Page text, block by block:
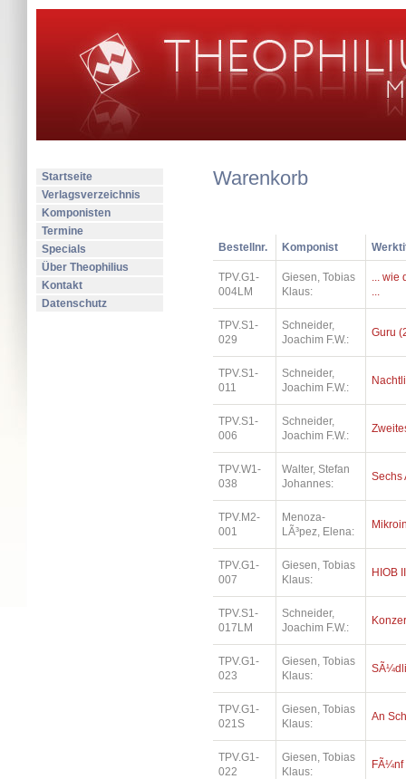
Startseite
Verlagsverzeichnis
Komponisten
Termine
Specials
Über Theophilius
Kontakt
Datenschutz
Warenkorb
Bestellnr. Komponist
TPV.G1-
004LM
Giesen, Tobias
Klaus:
... wie
...
TPV.S1-
029
Schneider,
Joachim F.W.:
Guru
TPV.S1-
011
Schneider,
Joachim F.W.:
TPV.S1-
006
Schneider,
Joachim F.W.:
TPV.W1-
038
Walter, Stefan
Johannes:
Sechs
TPV.M2-
001
Menoza-
LÃ³pez, Elena:
TPV.G1-
007
Giesen, Tobias
Klaus:
HIOB II
TPV.S1-
017LM
Schneider,
Joachim F.W.:
TPV.G1-
023
Giesen, Tobias
Klaus:
TPV.G1-
021S
Giesen, Tobias
Klaus:
An
TPV.G1-
022
Giesen, Tobias
Klaus:
FÃ¼nf